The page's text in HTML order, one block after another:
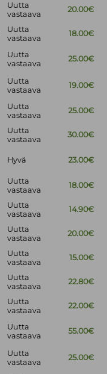
Uutta
vastaava
20.00€
Uutta
vastaava
18.00€
Uutta
vastaava
25.00€
Uutta
vastaava
19.00€
Uutta
vastaava
25.00€
Uutta
vastaava
30.00€
Hyvä 23.00€
Uutta
vastaava
18.00€
Uutta
vastaava
14.90€
Uutta
vastaava
20.00€
Uutta
vastaava
15.00€
Uutta
vastaava
22.80€
Uutta
vastaava
22.00€
Uutta
vastaava
55.00€
Uutta
vastaava
25.00€